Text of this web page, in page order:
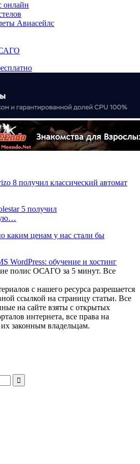
онлайн
Авиасейлс
8 получил классический автомат
5 получил
каким ценам у нас стали бы
полис ОСАГО за 5 минут. Все
с нашего ресурса разрешается
ссылкой на страницу статьи. Все
на сайте взяты с открытых
интернета, все права на
законным владельцам.